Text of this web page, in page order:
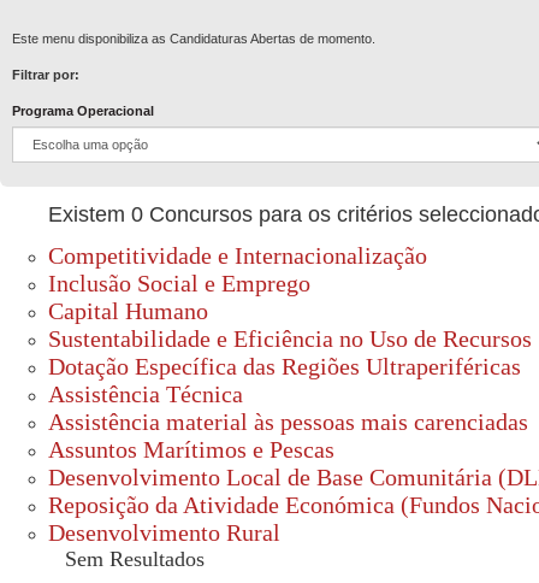
Este menu disponibiliza as Candidaturas Abertas de momento.
Filtrar por:
Programa Operacional
Existem 0 Concursos para os critérios
Competitividade e Internacionalização
Inclusão Social e Emprego
Capital Humano
Sustentabilidade e Eficiência no Uso de Recursos
Dotação Específica das Regiões Ultraperiféricas
Assistência Técnica
Assistência material às pessoas mais carenciadas
Assuntos Marítimos e Pescas
Desenvolvimento Local de Base Comunitária
Reposição da Atividade Económica (Fundos
Desenvolvimento Rural
Sem Resultados